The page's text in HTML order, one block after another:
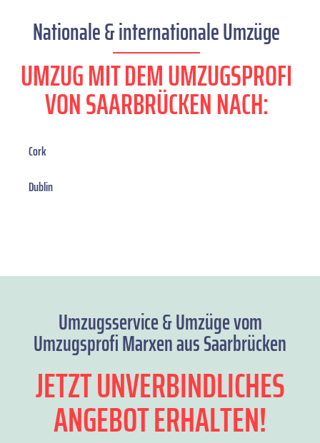
Nationale & internationale Umzüge
UMZUG MIT DEM UMZUGSPROFI
VON SAARBRÜCKEN NACH:
Cork
Dublin
Umzugsservice & Umzüge vom
Umzugsprofi Marxen aus Saarbrücken
JETZT UNVERBINDLICHES
ANGEBOT ERHALTEN!